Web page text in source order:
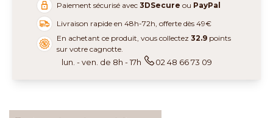
Paiement sécurisé avec3DSecure ou PayPal
Livraison rapide en 48h-72h, offerte dès 49€
En achetant ce produit, vous collectez32.9 points
sur votre cagnotte.
lun. - ven. de 8h - 17h 02 48 66 73 09